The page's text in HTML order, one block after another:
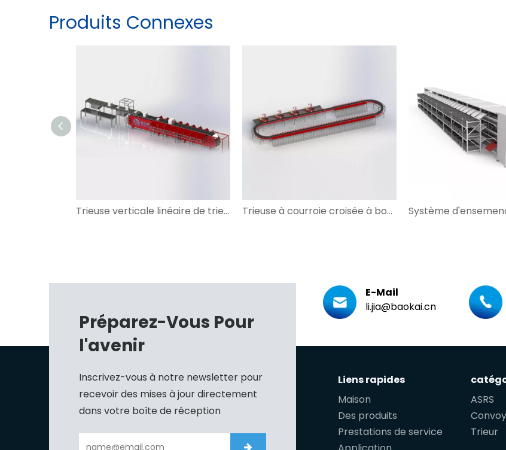
Produits Connexes
Trieuse verticale linéaire de trieuse à bande transversale pour courrier Trieuse à courroie croisée à boucle personnalisée largement utilisée avec DWS pour vêtements, Express
E-Mail
li.jia@baokai.cn
Préparez-Vous Pour
l'avenir
Inscrivez-vous à notre newsletter pour
recevoir des mises à jour directement
dans votre boîte de réception
Liens rapides
Maison
Des produits
Prestations de service
ASRS
Trieur